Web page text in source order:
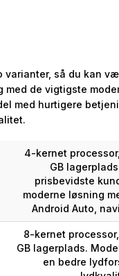
varianter, så du kan
med de vigtigste
med hurtigere
4-kernet
GB
prisbevidste
moderne løsning
Android Auto,
8-kernet
GB lagerplads.
en bedre